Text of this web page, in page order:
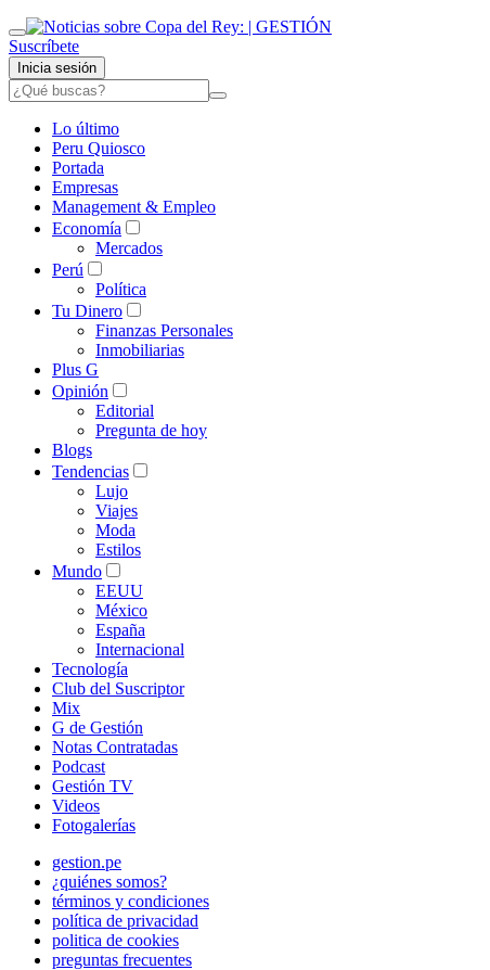
Suscríbete
Inicia sesión
Lo último
Peru Quiosco
Portada
Empresas
Management & Empleo
Economía
Mercados
Perú
Política
Tu Dinero
Finanzas Personales
Inmobiliarias
Plus G
Opinión
Editorial
Pregunta de hoy
Blogs
Tendencias
Lujo
Viajes
Moda
Estilos
Mundo
EEUU
México
España
Internacional
Tecnología
Club del Suscriptor
Mix
G de Gestión
Notas Contratadas
Podcast
Gestión TV
Videos
Fotogalerías
gestion.pe
¿quiénes somos?
términos y condiciones
política de privacidad
politica de cookies
preguntas frecuentes